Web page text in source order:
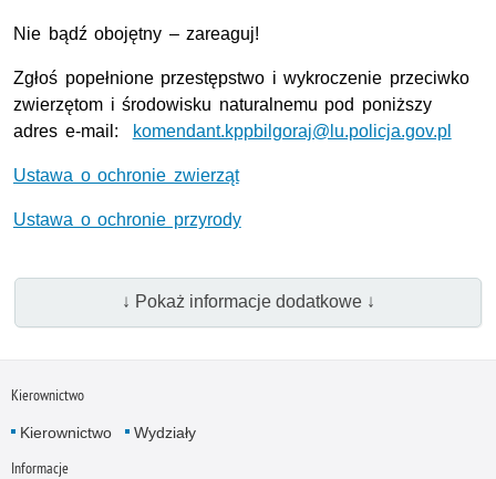
Nie bądź obojętny – zareaguj!
Zgłoś popełnione przestępstwo i wykroczenie przeciwko
zwierzętom i środowisku naturalnemu pod poniższy
adres e-mail:
komendant.kppbilgoraj@lu.policja.gov.pl
Ustawa o ochronie zwierząt
Ustawa o ochronie przyrody
↓ Pokaż informacje dodatkowe ↓
Kierownictwo
Kierownictwo Wydziały
Informacje